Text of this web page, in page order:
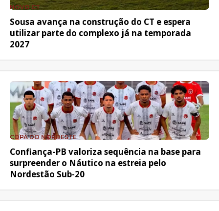
NOVO CT
Sousa avança na construção do CT e espera
utilizar parte do complexo já na temporada
2027
COPA DO NORDESTE
Confiança-PB valoriza sequência na base para
surpreender o Náutico na estreia pelo
Nordestão Sub-20